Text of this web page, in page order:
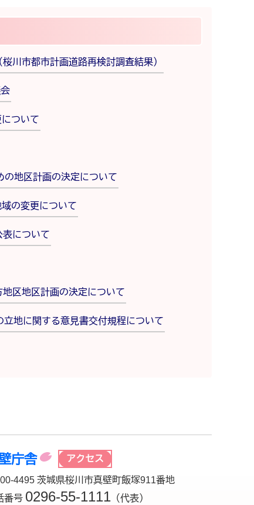
川市都市計画道路再検討調査結果）
ついて
の地区計画の決定について
の変更について
表について
地区地区計画の決定について
立地に関する意見書交付規程について
庁舎 アクセス
4495 茨城県桜川市真壁町飯塚911番地
番号 0296-55-1111 （代表）